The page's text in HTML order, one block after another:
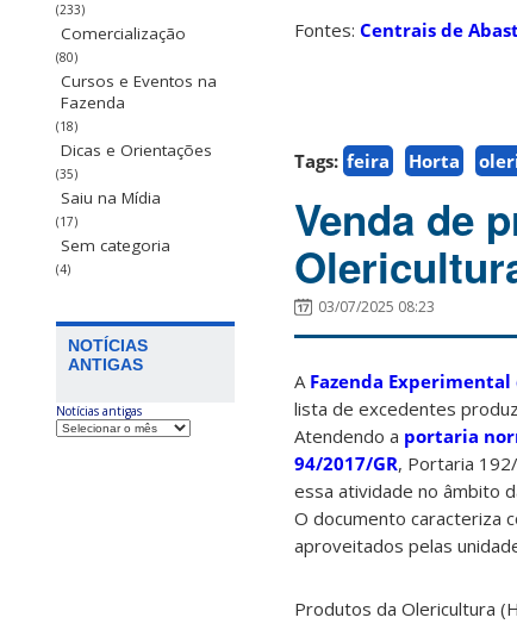
(233)
Comercialização
(80)
Cursos e Eventos na
Fazenda
(18)
Dicas e Orientações
(35)
Saiu na Mídia
(17)
Sem categoria
(4)
NOTÍCIAS
ANTIGAS
Notícias antigas
Fontes: Centrais de
Tags: feira Horta
Venda de
03/07/2025 08:23
A Fazenda Experimental
lista de excedentes
Atendendo a portaria
94/2017/GR, Portaria
essa atividade no âmbito
O documento caracteriza
aproveitados pelas
Produtos da Olericultura